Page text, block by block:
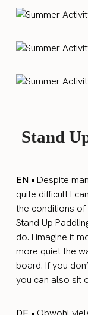
Stand
EN •Despite
quite difficult I
the conditions
Stand Up
do. I imagine it
more quiet the
board. If you
you can also sit